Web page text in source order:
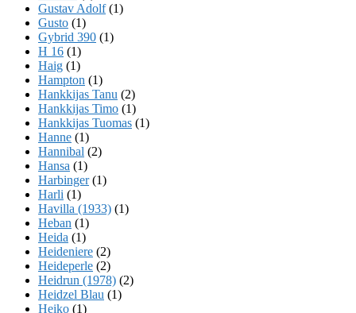
Gustav Adolf(1)
Gusto (1)
Gybrid 390 (1)
H 16 (1)
Haig (1)
Hampton (1)
Hankkijas Tanu (2)
Hankkijas Timo (1)
Hankkijas Tuomas (1)
Hanne (1)
Hannibal (2)
Hansa (1)
Harbinger(1)
Harli (1)
Havilla (1933) (1)
Heban (1)
Heida (1)
Heideniere (2)
Heideperle (2)
Heidrun (1978) (2)
Heidzel Blau (1)
Heiko (1)